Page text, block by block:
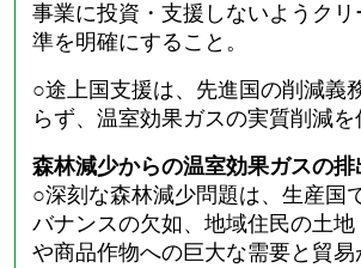
事業に投資・支援しないようク
準を明確にすること。
○途上国支援は、先進国の削減義
らず、温室効果ガスの実質削減
森林減少からの温室効果ガスの排
○深刻な森林減少問題は、生産国
バナンスの欠如、地域住民の土
や商品作物への巨大な需要と貿